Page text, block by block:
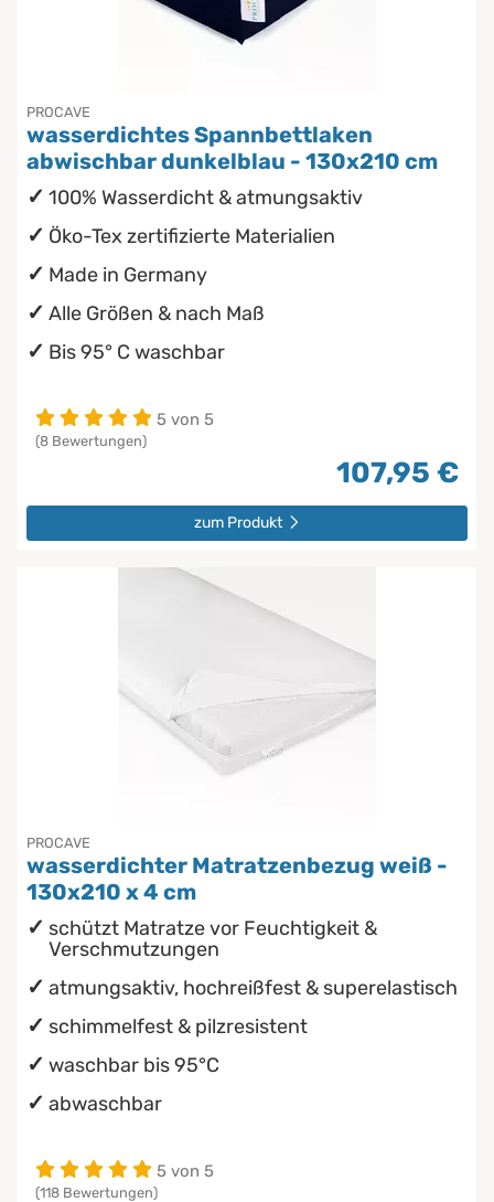
PROCAVE
wasserdichtes Spannbettlaken
abwischbar dunkelblau - 130x210 cm
100% Wasserdicht & atmungsaktiv
Öko-Tex zertifizierte Materialien
Made in Germany
Alle Größen & nach Maß
Bis 95° C waschbar
5 von 5
(8 Bewertungen)
107,95 €
zum Produkt
PROCAVE
wasserdichter Matratzenbezug weiß -
130x210 x 4 cm
schützt Matratze vor Feuchtigkeit &
Verschmutzungen
atmungsaktiv, hochreißfest & superelastisch
schimmelfest & pilzresistent
waschbar bis 95°C
abwaschbar
5 von 5
(118 Bewertungen)
wasserdichte Matratzenschoner
Antidekubitusmatratzen
Pflegematratzen
Matratzen nach Maß
Die besten Sommerbettdecken
Die richtige Matratze kaufen